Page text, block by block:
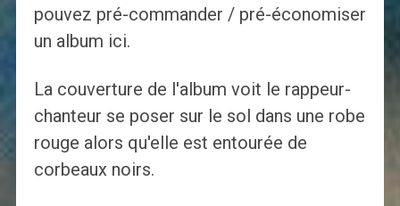
pouvez pré-commander / pré-économiser
un album ici.
La couverture de l'album voit le rappeur-
chanteur se poser sur le sol dans une robe
rouge alors qu'elle est entourée de
corbeaux noirs.